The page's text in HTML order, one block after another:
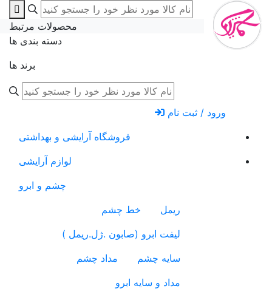
دسته بندی ها
برند ها
محصولات مرتبط
ورود / ثبت نام
فروشگاه آرایشی و بهداشتی
لوازم آرایشی
چشم و ابرو
ریمل
خط چشم
لیفت ابرو (صابون .ژل.ریمل )
سایه چشم
مداد چشم
مداد و سایه ابرو